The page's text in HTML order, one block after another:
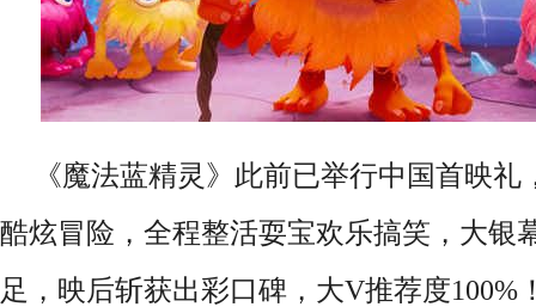
《魔法蓝精灵》此前已举行中国首映
酷炫冒险，全程整活耍宝欢乐搞笑，大银
足，映后斩获出彩口碑，大V推荐度100%